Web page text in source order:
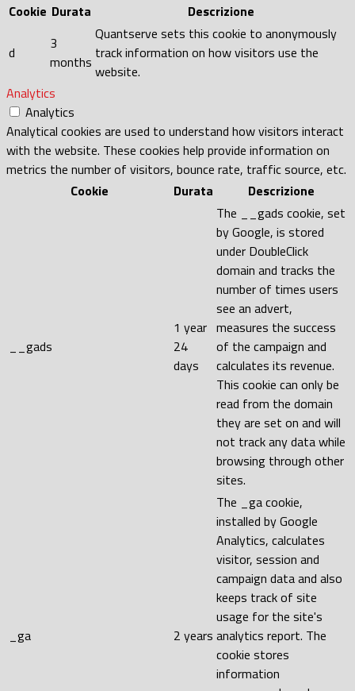
Cookie Durata Descrizione
d
3
months
Quantserve sets this cookie to anonymously
track information on how visitors use the
website.
Analytics
Analytics
Analytical cookies are used to understand how visitors interact
with the website. These cookies help provide information on
metrics the number of visitors, bounce rate, traffic source, etc.
Cookie
Durata Descrizione
__gads
1 year
24
days
The __gads cookie, set
by Google, is stored
under DoubleClick
domain and tracks the
number of times users
see an advert,
measures the success
of the campaign and
calculates its revenue.
This cookie can only be
read from the domain
they are set on and will
not track any data while
browsing through other
sites.
_ga 2 years
The _ga cookie,
installed by Google
Analytics, calculates
visitor, session and
campaign data and also
keeps track of site
usage for the site's
analytics report. The
cookie stores
information